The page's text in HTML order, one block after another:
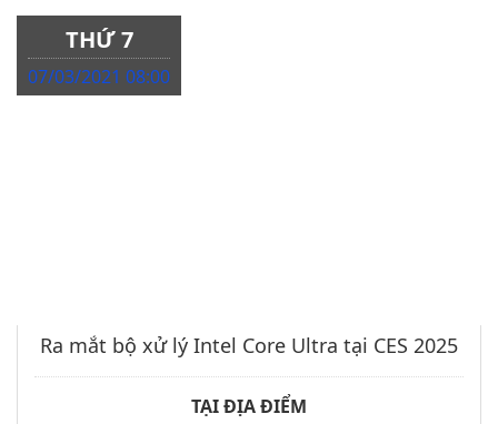
THỨ 7
07/03/2021 08:00
Ra mắt bộ xử lý Intel Core Ultra tại CES 2025
TẠI ĐỊA ĐIỂM